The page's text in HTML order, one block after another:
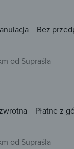
Bez
od Supraśla
Płatne z
od Supraśla